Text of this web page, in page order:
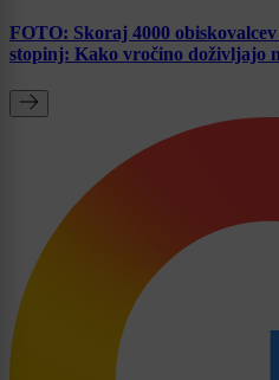
FOTO: Skoraj 4000
stopinj: Kako vročino doživljajo